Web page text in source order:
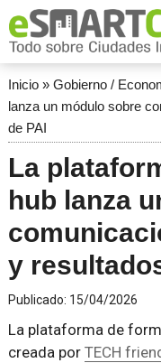
Inicio» Gobierno /
lanza un módulo sobre
de PAI
La
hub lanza
y
Publicado: 15/04/2026
La plataforma de
creada por TECH